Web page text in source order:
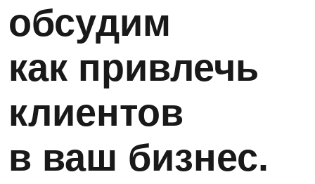
обсудим
как привлечь
клиентов
в ваш бизнес.